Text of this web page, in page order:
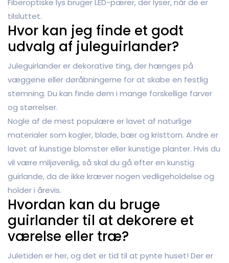
Fiberoptiske lys bruger LED-pærer, der lyser, når de er
tilsluttet.
Hvor kan jeg finde et godt
udvalg af juleguirlander?
Juleguirlander er dekorative ting, der hænges på
væggene eller døråbningerne for at skabe en festlig
stemning. Du kan finde dem i mange forskellige farver
og størrelser.
Nogle af de mest populære er lavet af naturlige
materialer som kogler, blade, bær og kristtorn. Andre er
lavet af kunstige blomster eller kunstige planter. Hvis du
vil være miljøvenlig, så skal du gå efter en kunstig
guirlande, da de ikke kræver nogen vedligeholdelse og
holder i årevis.
Hvordan kan du bruge
guirlander til at dekorere et
værelse eller træ?
Juletiden er her, og det er tid til at pynte huset! Der er